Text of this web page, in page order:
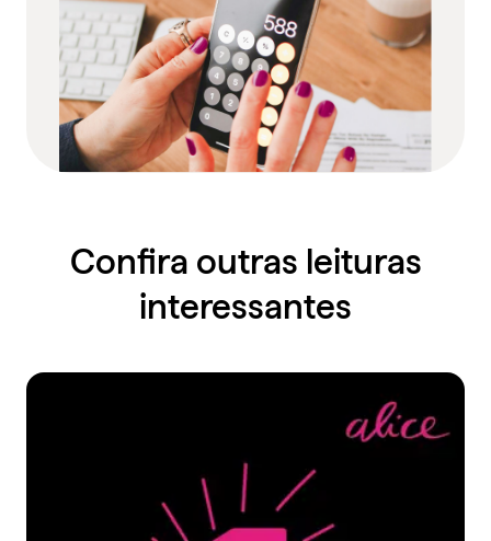
Confira outras leituras
interessantes